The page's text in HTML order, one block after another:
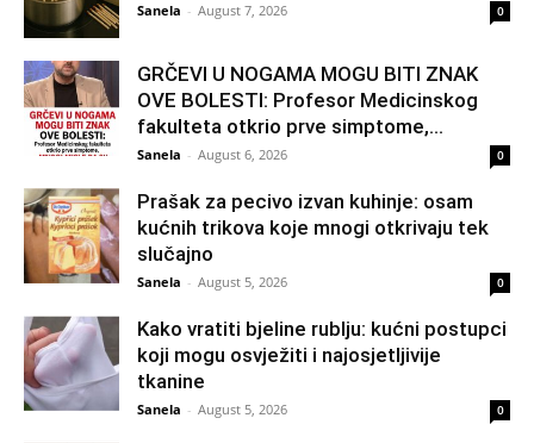
Sanela - August 7, 2026 0
GRČEVI U NOGAMA MOGU BITI ZNAK
OVE BOLESTI: Profesor Medicinskog
fakulteta otkrio prve simptome,...
Sanela - August 6, 2026 0
Prašak za pecivo izvan kuhinje: osam
kućnih trikova koje mnogi otkrivaju tek
slučajno
Sanela - August 5, 2026 0
Kako vratiti bjeline rublju: kućni postupci
koji mogu osvježiti i najosjetljivije
tkanine
Sanela - August 5, 2026 0